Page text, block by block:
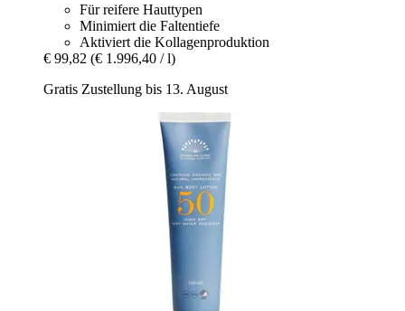
Für reifere Hauttypen
Minimiert die Faltentiefe
Aktiviert die Kollagenproduktion
€ 99,82 (€ 1.996,40 / l)
Gratis Zustellung bis 13. August